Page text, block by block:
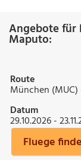
Angebote für
Maputo:
Route
München
Datum
29.10.2026 -
Fluege